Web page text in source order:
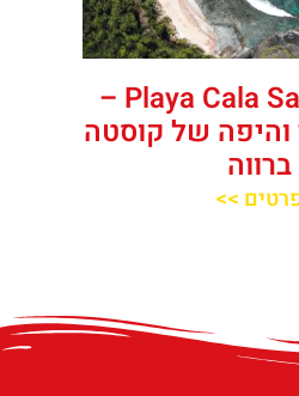
‪‪Playa Cala Sa Boadella‬‬ –
והיפה של קוסטה
ברווה
>>